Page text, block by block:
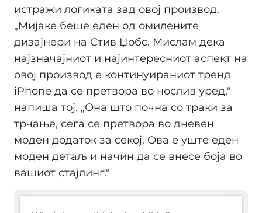
истражи логиката зад овој производ.
„Мијаке беше еден од омилените
дизајнери на Стив Џобс. Мислам дека
најзначајниот и најинтересниот аспект на
овој производ е континуираниот тренд
iPhone да се претвора во нослив уред,"
напиша тој. „Она што почна со траки за
трчање, сега се претвора во дневен
моден додаток за секој. Ова е уште еден
моден детаљ и начин да се внесе боја во
вашиот стајлинг."